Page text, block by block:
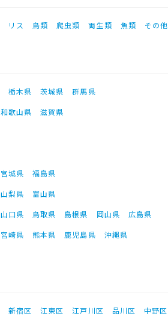
リス 鳥類 爬虫類 両生類 魚類 その他
栃木県 茨城県
群馬県
和歌山県
滋賀県
宮城県
福島県
山梨県
富山県
山口県 鳥取県 島根県 岡山県
広島県
宮崎県 熊本県 鹿児島県 沖縄県
新宿区 江東区 江戸川区 品川区
中野区